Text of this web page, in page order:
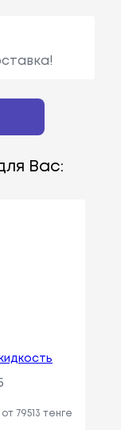
Вас:
от 79513 тенге